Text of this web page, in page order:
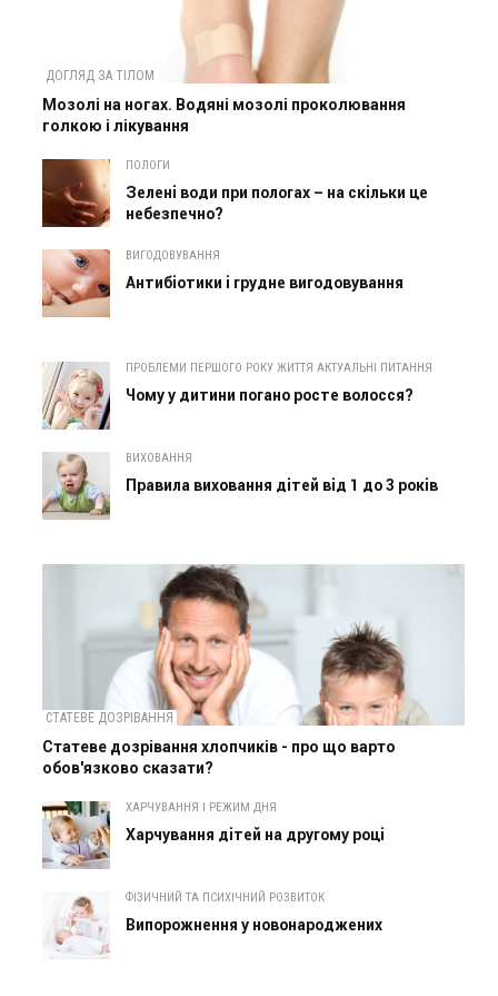
ДОГЛЯД ЗА ТІЛОМ
Мозолі на ногах. Водяні мозолі проколювання
голкою і лікування
ПОЛОГИ
Зелені води при пологах – на скільки це
небезпечно?
ВИГОДОВУВАННЯ
Антибіотики і грудне вигодовування
ПРОБЛЕМИ ПЕРШОГО РОКУ ЖИТТЯ АКТУАЛЬНІ ПИТАННЯ
Чому у дитини погано росте волосся?
ВИХОВАННЯ
Правила виховання дітей від 1 до 3 років
СТАТЕВЕ ДОЗРІВАННЯ
Статеве дозрівання хлопчиків - про що варто
обов'язково сказати?
ХАРЧУВАННЯ І РЕЖИМ ДНЯ
Харчування дітей на другому році
ФІЗИЧНИЙ ТА ПСИХІЧНИЙ РОЗВИТОК
Випорожнення у новонароджених